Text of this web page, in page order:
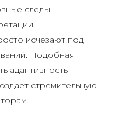
следы,
исчезают под
Подобная
адаптивность
стремительную